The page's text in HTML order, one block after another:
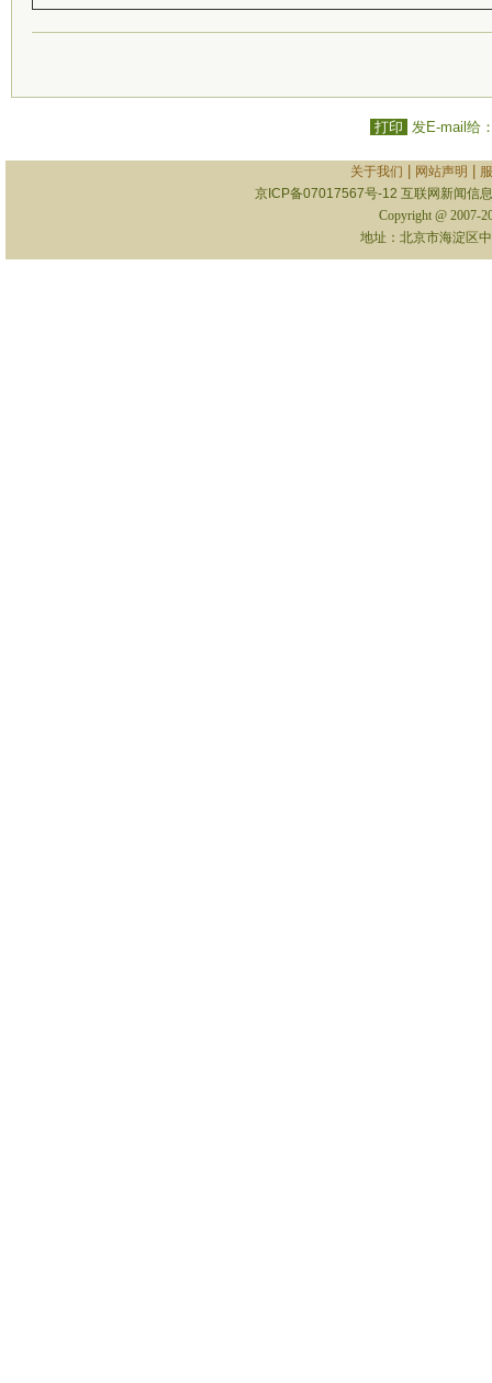
打印 发E-mail给
关于我们 网站声明
京ICP备07017567号-12 互联网新闻信
Copyright @ 2007-
地址：北京市海淀区